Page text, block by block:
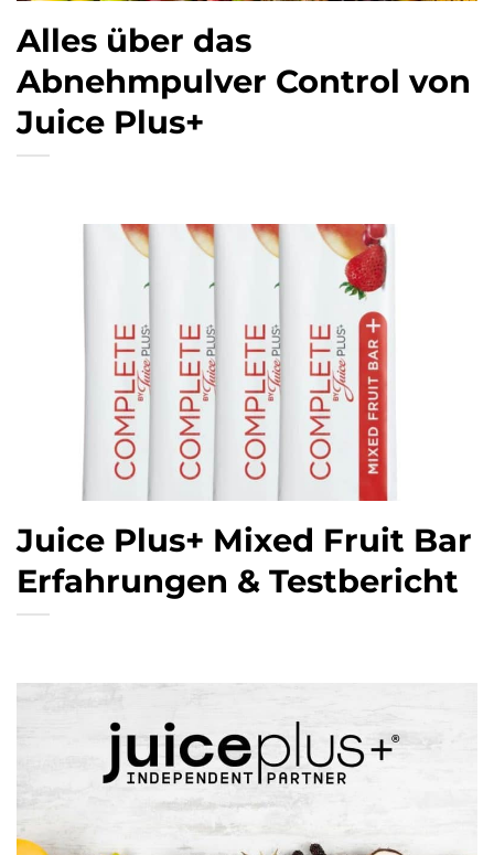
Alles über das
Abnehmpulver Control von
Juice Plus+
Juice Plus+ Mixed Fruit Bar
Erfahrungen & Testbericht